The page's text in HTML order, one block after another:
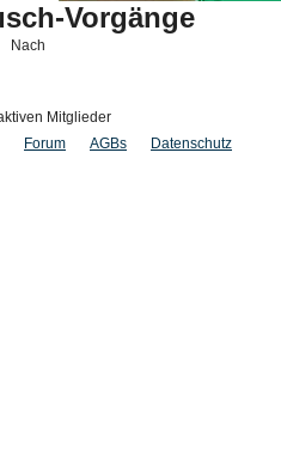
Vorgänge
Nach
Mitglieder
Forum AGBs Datenschutz